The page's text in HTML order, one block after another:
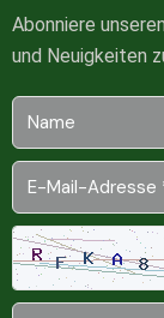
Abonniere
und Neuigkeiten